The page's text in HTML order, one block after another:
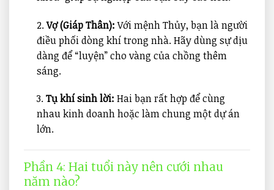
2.Vợ (Giáp Thân):Với mệnh Thủy, bạn là người
điều phối dòng khí trong nhà. Hãy dùng sự dịu
dàng để “luyện” cho vàng của chồng thêm
sáng.
3.Tụ khí sinh lời: Hai bạn rất hợp để cùng
nhau kinh doanh hoặc làm chung một dự án
lớn.
Phần 4: Hai tuổi này nên cưới nhau
năm nào?